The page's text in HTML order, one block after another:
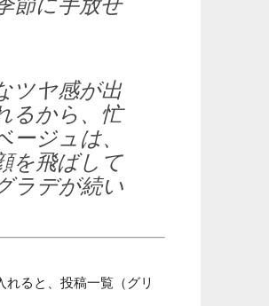
ツヤ感が出
るから、忙
ジュは、
を飛ばして
ラデが続い
ると、投稿一覧（グリ